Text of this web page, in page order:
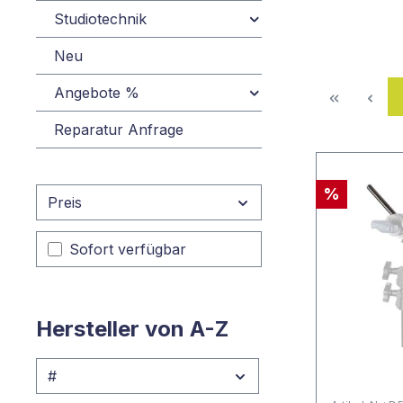
Studiotechnik
Neu
Angebote %
Reparatur Anfrage
Preis
Sofort verfügbar
Hersteller von A-Z
#
%